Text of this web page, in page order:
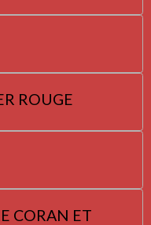
ROUGE
CORAN ET